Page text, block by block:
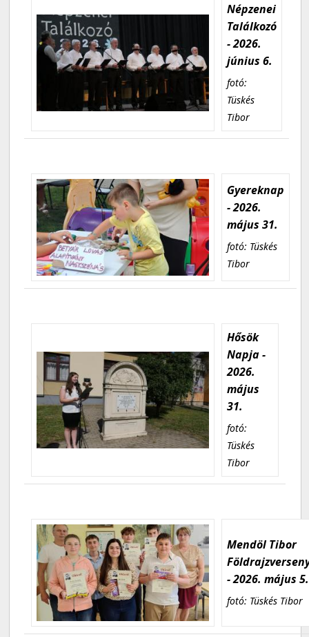
Népzenei
Találkozó
- 2026.
június 6.
fotó:
Tüskés
Tibor
Gyereknap
- 2026.
május 31.
fotó: Tüskés
Tibor
Hősök
Napja -
2026.
május
31.
fotó:
Tüskés
Tibor
Mendöl Tibor
- 2026. május 5.
fotó: Tüskés Tibor